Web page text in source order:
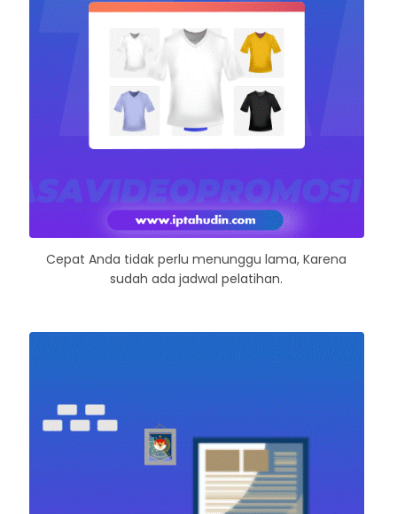
Cepat Anda tidak perlu menunggu lama, Karena
sudah ada jadwal pelatihan.